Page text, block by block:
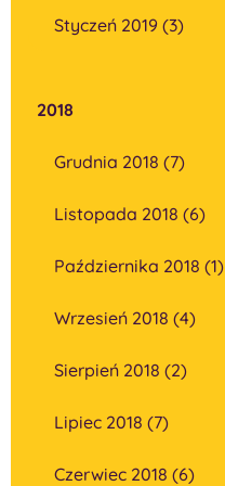
Styczeń 2019 (3)
2018
Grudnia 2018 (7)
Listopada 2018 (6)
Października 2018 (1)
Wrzesień 2018 (4)
Sierpień 2018 (2)
Lipiec 2018 (7)
Czerwiec 2018 (6)